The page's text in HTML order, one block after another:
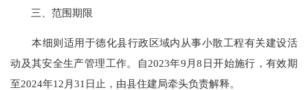
三、范围期限
本细则适用于德化县行政区域内从事小散工程有关建设活
动及其安全生产管理工作。自2023年9月8日开始施行，有效期
至2024年12月31日止，由县住建局牵头负责解释。